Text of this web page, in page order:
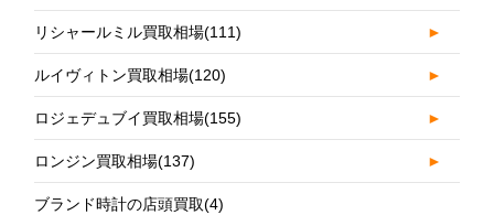
リシャールミル買取相場(111) ►
ルイヴィトン買取相場(120) ►
ロジェデュブイ買取相場(155) ►
ロンジン買取相場(137) ►
ブランド時計の店頭買取(4)